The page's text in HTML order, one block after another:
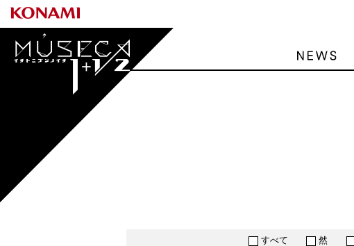
MÚSECA 1+1/2
すべて 然